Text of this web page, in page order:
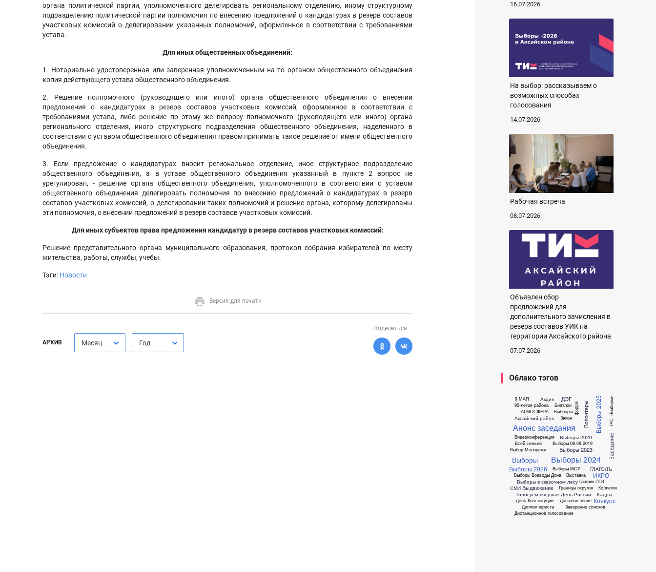
органа политической партии, уполномоченного делегировать региональному отделению, иному структурному
подразделению политической партии полномочия по внесению предложений о кандидатурах в резерв составов
участковых комиссий о делегировании указанных полномочий, оформленное в соответствии с требованиями
устава.
Для иных общественных объединений:
1. Нотариально удостоверенная или заверенная уполномоченным на то органом общественного объединения
копия действующего устава общественного объединения.
2. Решение полномочного (руководящего или иного) органа общественного объединения о внесении
предложения о кандидатурах в резерв составов участковых комиссий, оформленное в соответствии с
требованиями устава, либо решение по этому же вопросу полномочного (руководящего или иного) органа
регионального отделения, иного структурного подразделения общественного объединения, наделенного в
соответствии с уставом общественного объединения правом принимать такое решение от имени общественного
объединения.
3. Если предложение о кандидатурах вносит региональное отделение, иное структурное подразделение
общественного объединения, а в уставе общественного объединения указанный в пункте 2 вопрос не
урегулирован, - решение органа общественного объединения, уполномоченного в соответствии с уставом
общественного объединения делегировать полномочия по внесению предложений о кандидатурах в резерв
составов участковых комиссий, о делегировании таких полномочий и решение органа, которому делегированы
эти полномочия, о внесении предложений в резерв составов участковых комиссий.
Для иных субъектов права предложения кандидатур в резерв составов участковых комиссий:
Решение представительного органа муниципального образования, протокол собрания избирателей по месту
жительства, работы, службы, учебы.
Тэги: Новости
Версия для печати
АРХИВ Месяц Год
Поделиться
16.07.2026
На выбор: рассказываем о
возможных способах
голосования
14.07.2026
Рабочая встреча
08.07.2026
Объявлен сбор
предложений для
дополнительного зачисления в
резерв составов УИК на
территории Аксайского района
07.07.2026
Облако тэгов
9 МАЯ
95-летие района
АТМОСФЕРА
Аксайский район
Акция
Анонс заседания
Биатлон
Видеоконференция
Волонтеры
Всей семьей
Выбборы
Выбор Молодежи
Выборы
Выборы 08.09.2019
Выборы 2020
Выборы 2023
Выборы 2024
Выборы 2025
Выборы 2026
Выборы Воеводы Дона
Выборы МСУ
Выборы в сказочном лесу
Выдвижение
Выставка
ГАС «Выборы»
ГЛАГОЛЪ
Голосуем впервые
Границы округов
График ППЗ
ДЭГ
День Конституции
День России
Диплом юриста
Дистанционное голосование
Допзачисление
Заверение списков
Закон
Заседание
ИКРО
Кадры
Коллегия
Конкурс
СМИ
форум